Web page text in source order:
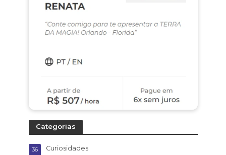
Categorias
Curiosidades
36